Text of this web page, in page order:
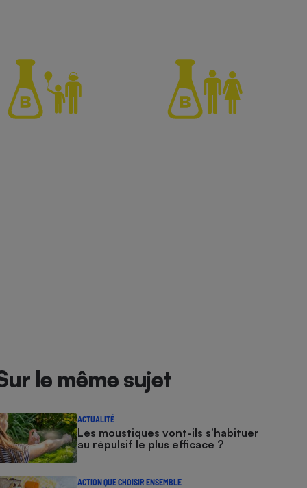
le même sujet
ACTUALITÉ
Les moustiques vont-ils s’habituer
au répulsif le plus efficace ?
ACTION QUE CHOISIR ENSEMBLE